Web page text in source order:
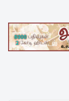
content